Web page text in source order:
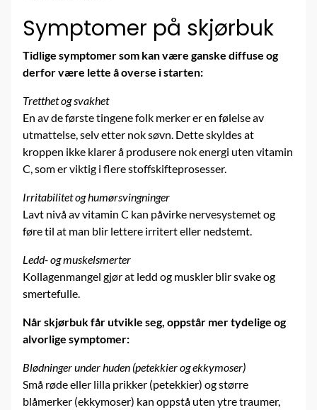
Symptomer på skjørbuk
Tidlige symptomer som kan være ganske diffuse og
derfor være lette å overse i starten:
Tretthet og svakhet
En av de første tingene folk merker er en følelse av
utmattelse, selv etter nok søvn. Dette skyldes at
kroppen ikke klarer å produsere nok energi uten vitamin
C, som er viktig i flere stoffskifteprosesser.
Irritabilitet og humørsvingninger
Lavt nivå av vitamin C kan påvirke nervesystemet og
føre til at man blir lettere irritert eller nedstemt.
Ledd- og muskelsmerter
Kollagenmangel gjør at ledd og muskler blir svake og
smertefulle.
Når skjørbuk får utvikle seg, oppstår mer tydelige og
alvorlige symptomer:
Blødninger under huden (petekkier og ekkymoser)
Små røde eller lilla prikker (petekkier) og større
blåmerker (ekkymoser) kan oppstå uten ytre traumer,